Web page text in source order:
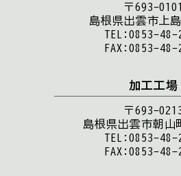
〒693-0101
島根県出雲市上
TEL:0853-48-
FAX:0853-48-
加工工場
〒693-
島根県出雲市朝山
TEL:0853-48-
FAX:0853-48-